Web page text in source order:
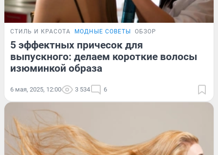
СТИЛЬ И КРАСОТА МОДНЫЕ СОВЕТЫ ОБЗОР
5 эффектных причесок для
выпускного: делаем короткие волосы
изюминкой образа
6 мая, 2025, 12:00 3 534 6